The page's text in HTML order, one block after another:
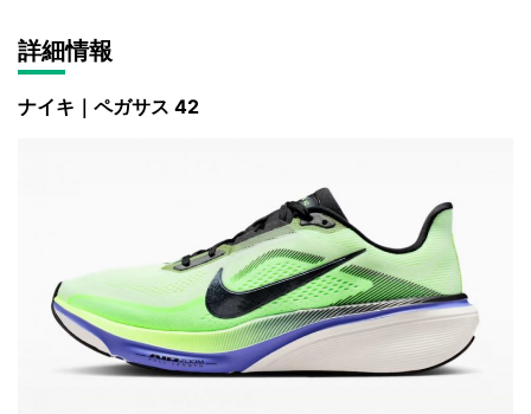
詳細情報
ナイキ｜ペガサス 42